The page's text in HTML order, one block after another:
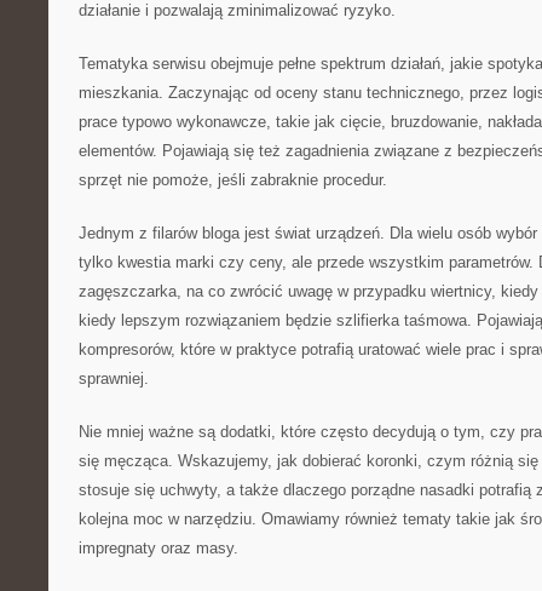
działanie i pozwalają zminimalizować ryzyko.
Tematyka serwisu obejmuje pełne spektrum działań, jakie
mieszkania. Zaczynając od oceny stanu technicznego, przez
prace typowo wykonawcze, takie jak cięcie, bruzdowanie,
elementów. Pojawiają się też zagadnienia związane z
sprzęt nie pomoże, jeśli zabraknie procedur.
Jednym z filarów bloga jest świat urządzeń. Dla wielu osób
tylko kwestia marki czy ceny, ale przede wszystkim parametrów.
zagęszczarka, na co zwrócić uwagę w przypadku wiertnicy, kiedy
kiedy lepszym rozwiązaniem będzie szlifierka taśmowa.
kompresorów, które w praktyce potrafią uratować wiele prac i
sprawniej.
Nie mniej ważne są dodatki, które często decydują o tym, czy
się męcząca. Wskazujemy, jak dobierać koronki, czym różnią
stosuje się uchwyty, a także dlaczego porządne nasadki potrafią
kolejna moc w narzędziu. Omawiamy również tematy takie jak
impregnaty oraz masy.